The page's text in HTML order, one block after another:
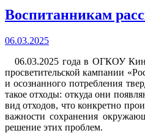
Воспитанникам
06.03.2025
06.03.2025 года в ОГКОУ
просветительской кампании
и осознанного потребления
такое отходы: откуда они
вид отходов, что конкретно
важности сохранения
решение этих проблем.